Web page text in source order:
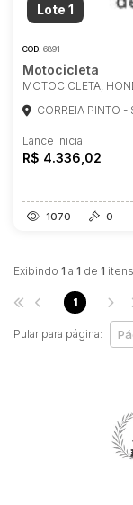
Habilite-se
Lote 1
COD. 6891
Motocicleta
MOTOCICLETA,
CORREIA PINTO -
Lance Inicial
R$ 4.336,02
1070 0
Exibindo 1 a 1 de 1
Pular para página:
1